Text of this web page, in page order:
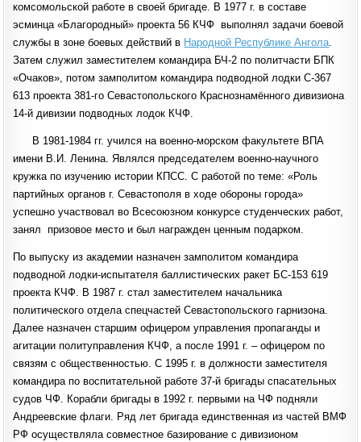
комсомольской работе в своей бригаде. В 1977 г. в составе
эсминца «Благородный» проекта 56 КЧФ выполнял задачи боевой
службы в зоне боевых действий в Народной Республике Ангола.
Затем служил заместителем командира БЧ-2 по политчасти БПК
«Очаков», потом замполитом командира подводной лодки С-367
613 проекта 381-го Севастопольского Краснознамённого дивизиона
14-й дивизии подводных лодок КЧФ.
В 1981-1984 гг. учился на военно-морском факультете ВПА
имени В.И. Ленина. Являлся председателем военно-научного
кружка по изучению истории КПСС. С работой по теме: «Роль
партийных органов г. Севастополя в ходе обороны города»
успешно участвовал во Всесоюзном конкурсе студенческих работ,
занял призовое место и был награжден ценным подарком.
По выпуску из академии назначен замполитом командира
подводной лодки-испытателя баллистических ракет БС-153 619
проекта КЧФ. В 1987 г. стал заместителем начальника
политического отдела спецчастей Севастопольского гарнизона.
Далее назначен старшим офицером управления пропаганды и
агитации политуправления КЧФ, а после 1991 г. – офицером по
связям с общественностью. С 1995 г. в должности заместителя
командира по воспитательной работе 37-й бригады спасательных
судов ЧФ. Корабли бригады в 1992 г. первыми на ЧФ подняли
Андреевские флаги. Ряд лет бригада единственная из частей ВМФ
РФ осуществляла совместное базирование с дивизионом